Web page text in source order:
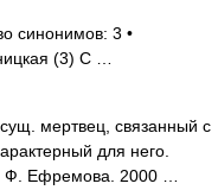
синонимов: 3 •
(3) С …
мертвец, связанный с
для него.
Ф. Ефремова. 2000 …